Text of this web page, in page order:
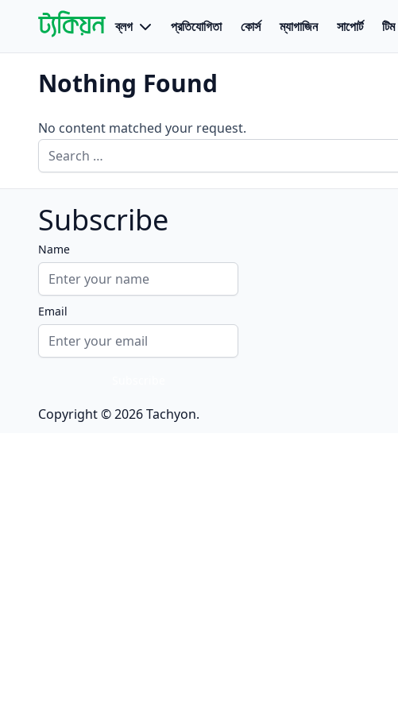
Skip to content
Tachyon
বাংলায় বিজ্ঞান গবেষণায় প্রথম উন্মুক্ত প্ল্যাটফর্ম
ব্লগ
প্রতিযোগিতা কোর্স ম্যাগাজিন সাপোর্ট টিম
Nothing Found
No content matched your request.
Search for:
Subscribe
Name
Email
Copyright © 2026Tachyon.